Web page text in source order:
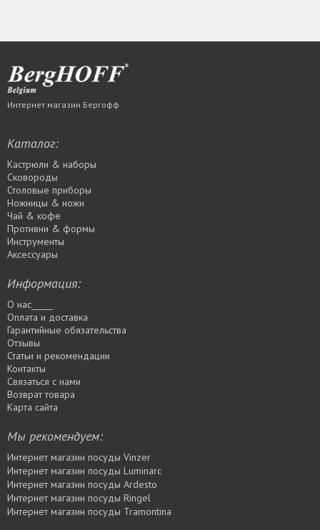
Интернет магазин Бергофф
Каталог:
Кастрюли & наборы
Сковороды
Столовые приборы
Ножницы & ножи
Чай & кофе
Противни & формы
Инструменты
Аксессуары
Информация:
О нас_____
Оплата и доставка
Гарантийные обязательства
Отзывы
Статьи и рекомендации
Контакты
Связаться с нами
Возврат товара
Карта сайта
Мы рекомендуем:
Интернет магазин посуды Vinzer
Интернет магазин посуды Luminarc
Интернет магазин посуды Ardesto
Интернет магазин посуды Rіngel
Интернет магазин посуды Tramontina